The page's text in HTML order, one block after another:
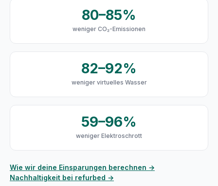
80–85%
weniger CO₂-Emissionen
82–92%
weniger virtuelles Wasser
59–96%
weniger Elektroschrott
Wie wir deine Einsparungen berechnen →
Nachhaltigkeit bei refurbed →